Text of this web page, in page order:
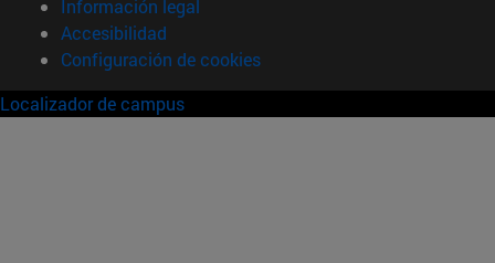
Información legal
Accesibilidad
Configuración de cookies
Localizador de campus